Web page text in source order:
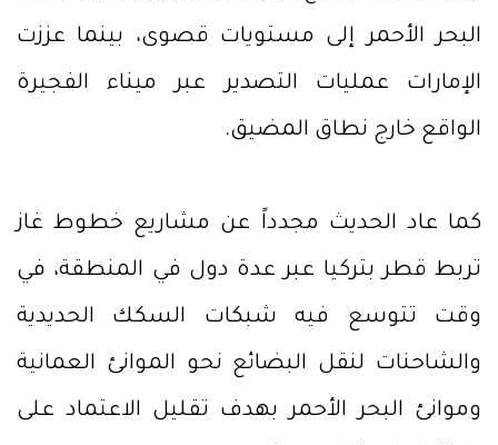
البحر الأحمر إلى مستويات قصوى، بينما عززت
الإمارات عمليات التصدير عبر ميناء الفجيرة
الواقع خارج نطاق المضيق.
كما عاد الحديث مجدداً عن مشاريع خطوط غاز
تربط قطر بتركيا عبر عدة دول في المنطقة، في
وقت تتوسع فيه شبكات السكك الحديدية
والشاحنات لنقل البضائع نحو الموانئ العمانية
وموانئ البحر الأحمر بهدف تقليل الاعتماد على